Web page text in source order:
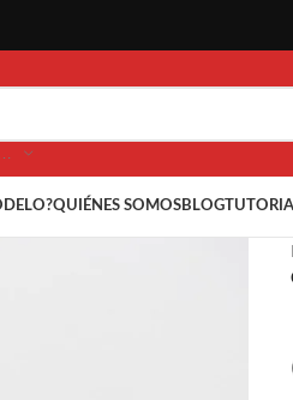
QUIÉNES SOMOSBLOG